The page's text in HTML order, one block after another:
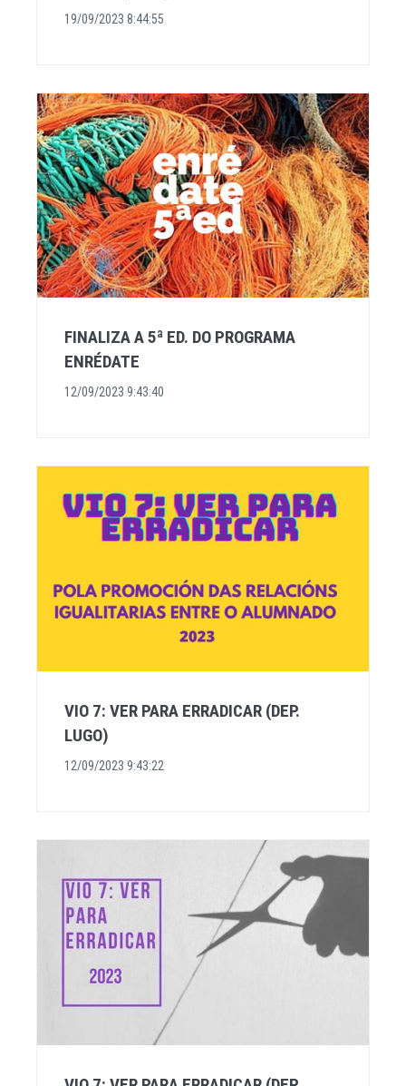
19/09/2023 8:44:55
FINALIZA A 5ª ED. DO PROGRAMA
ENRÉDATE
12/09/2023 9:43:40
VIO 7: VER PARA ERRADICAR (DEP.
LUGO)
12/09/2023 9:43:22